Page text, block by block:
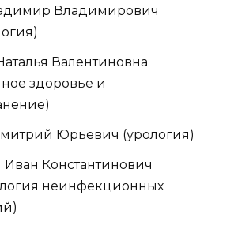
Владимирович
Валентиновна
здоровье и
Юрьевич (урология)
Константинович
неинфекционных